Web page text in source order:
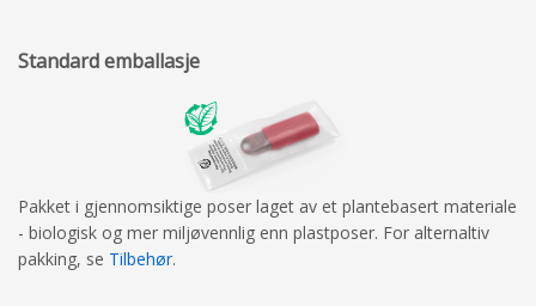
Standard emballasje
Pakket i gjennomsiktige poser laget av et plantebasert materiale
- biologisk og mer miljøvennlig enn plastposer. For alternaltiv
pakking, se Tilbehør.